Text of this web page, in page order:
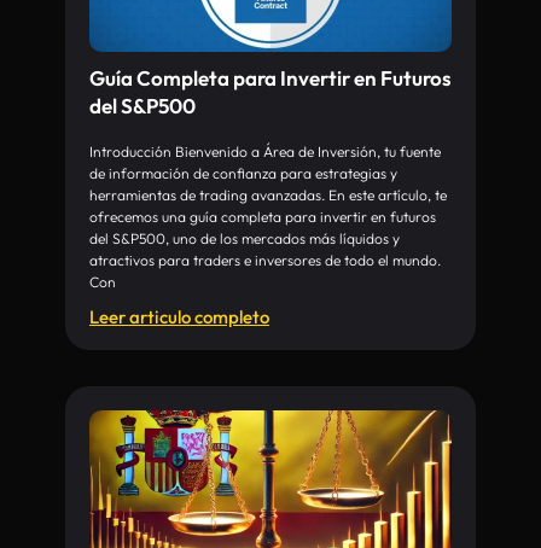
Guía Completa para Invertir en Futuros
del S&P500
Introducción Bienvenido a Área de Inversión, tu fuente
de información de confianza para estrategias y
herramientas de trading avanzadas. En este artículo, te
ofrecemos una guía completa para invertir en futuros
del S&P500, uno de los mercados más líquidos y
atractivos para traders e inversores de todo el mundo.
Con
Leer articulo completo